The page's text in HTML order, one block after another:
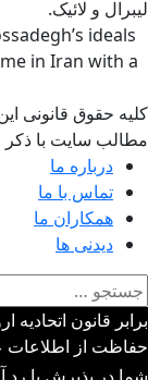
لیبرال و لائیک.
ideals
in Iran with a
مطالب سایت با ذکر
درباره ما
تماس با ما
همکاران ما
دیدنی ها
جستجو
برای:
برابر قانون
حفاظت از